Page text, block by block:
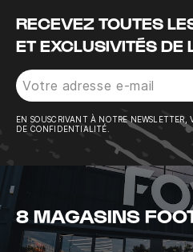
RECEVEZ TOUTES
ET EXCLUSIVITÉS DE
EN SOUSCRIVANT À NOTRE
DE CONFIDENTIALITÉ.
8 MAGASINS